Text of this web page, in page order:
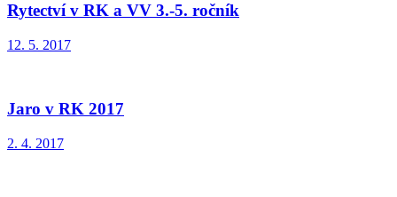
Rytectví v RK a VV 3.-5. ročník
12. 5. 2017
Jaro v RK 2017
2. 4. 2017